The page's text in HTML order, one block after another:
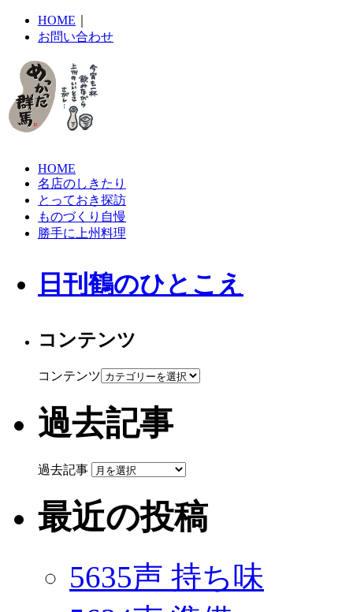
HOME
お問い合わせ
HOME
名店のしきたり
とっておき探訪
ものづくり自慢
勝手に上州料理
日刊鶴のひとこえ
コンテンツ
コンテンツ
過去記事
過去記事
最近の投稿
5635声 持ち味